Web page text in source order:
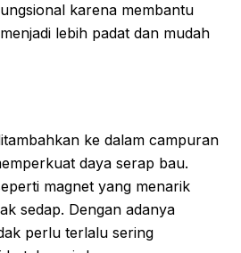
karena membantu
lebih padat dan mudah
ke dalam campuran
daya serap bau.
magnet yang menarik
sedap. Dengan adanya
perlu terlalu sering